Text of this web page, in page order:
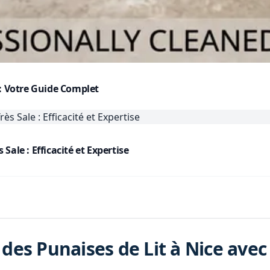
Guide Complet
: Efficacité et Expertise
Punaises de Lit à Nice